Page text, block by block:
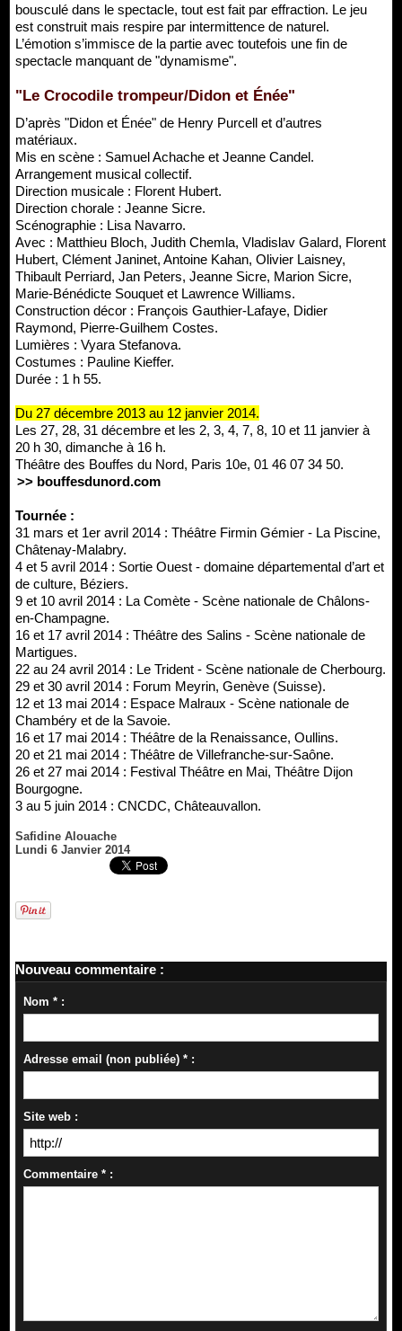
bousculé dans le spectacle, tout est fait par effraction. Le jeu
est construit mais respire par intermittence de naturel.
L’émotion s’immisce de la partie avec toutefois une fin de
spectacle manquant de "dynamisme".
"Le Crocodile trompeur/Didon et Énée"
D’après "Didon et Énée" de Henry Purcell et d’autres
matériaux.
Mis en scène : Samuel Achache et Jeanne Candel.
Arrangement musical collectif.
Direction musicale : Florent Hubert.
Direction chorale : Jeanne Sicre.
Scénographie : Lisa Navarro.
Avec : Matthieu Bloch, Judith Chemla, Vladislav Galard, Florent
Hubert, Clément Janinet, Antoine Kahan, Olivier Laisney,
Thibault Perriard, Jan Peters, Jeanne Sicre, Marion Sicre,
Marie-Bénédicte Souquet et Lawrence Williams.
Construction décor : François Gauthier-Lafaye, Didier
Raymond, Pierre-Guilhem Costes.
Lumières : Vyara Stefanova.
Costumes : Pauline Kieffer.
Durée : 1 h 55.
Du 27 décembre 2013 au 12 janvier 2014.
Les 27, 28, 31 décembre et les 2, 3, 4, 7, 8, 10 et 11 janvier à
20 h 30, dimanche à 16 h.
Théâtre des Bouffes du Nord, Paris 10e, 01 46 07 34 50.
>> bouffesdunord.com
Tournée :
31 mars et 1er avril 2014 : Théâtre Firmin Gémier - La Piscine,
Châtenay-Malabry.
4 et 5 avril 2014 : Sortie Ouest - domaine départemental d’art et
de culture, Béziers.
9 et 10 avril 2014 : La Comète - Scène nationale de Châlons-
en-Champagne.
16 et 17 avril 2014 : Théâtre des Salins - Scène nationale de
Martigues.
22 au 24 avril 2014 : Le Trident - Scène nationale de Cherbourg.
29 et 30 avril 2014 : Forum Meyrin, Genève (Suisse).
12 et 13 mai 2014 : Espace Malraux - Scène nationale de
Chambéry et de la Savoie.
16 et 17 mai 2014 : Théâtre de la Renaissance, Oullins.
20 et 21 mai 2014 : Théâtre de Villefranche-sur-Saône.
26 et 27 mai 2014 : Festival Théâtre en Mai, Théâtre Dijon
Bourgogne.
3 au 5 juin 2014 : CNCDC, Châteauvallon.
Safidine Alouache
Lundi 6 Janvier 2014
Nouveau commentaire :
Nom * :
Adresse email (non publiée) * :
Site web :
Commentaire * :